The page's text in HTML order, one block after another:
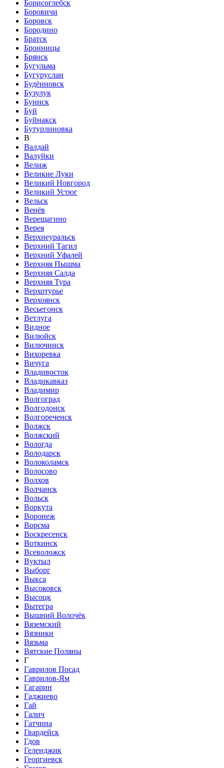
Борисоглебск
Боровичи
Боровск
Бородино
Братск
Бронницы
Брянск
Бугульма
Бугуруслан
Будённовск
Бузулук
Буинск
Буй
Буйнакск
Бутурлиновка
В
Валдай
Валуйки
Велиж
Великие Луки
Великий Новгород
Великий Устюг
Вельск
Венёв
Верещагино
Верея
Верхнеуральск
Верхний Тагил
Верхний Уфалей
Верхняя Пышма
Верхняя Салда
Верхняя Тура
Верхотурье
Верхоянск
Весьегонск
Ветлуга
Видное
Вилюйск
Вилючинск
Вихоревка
Вичуга
Владивосток
Владикавказ
Владимир
Волгоград
Волгодонск
Волгореченск
Волжск
Волжский
Вологда
Володарск
Волоколамск
Волосово
Волхов
Волчанск
Вольск
Воркута
Воронеж
Ворсма
Воскресенск
Воткинск
Всеволожск
Вуктыл
Выборг
Выкса
Высоковск
Высоцк
Вытегра
Вышний Волочёк
Вяземский
Вязники
Вязьма
Вятские Поляны
Г
Гаврилов Посад
Гаврилов-Ям
Гагарин
Гаджиево
Гай
Галич
Гатчина
Гвардейск
Гдов
Геленджик
Георгиевск